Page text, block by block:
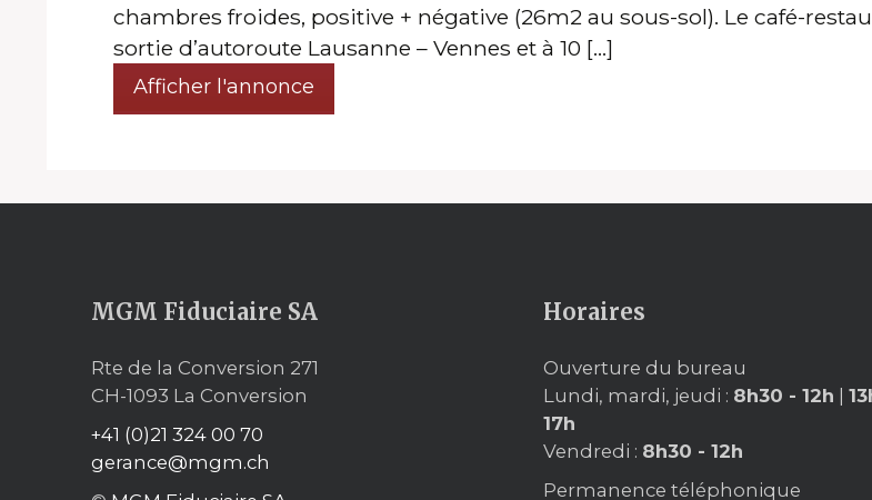
chambres froides, positive + négative (26m2 au sous-sol). Le café-
sortie d’autoroute Lausanne – Vennes et à 10 […]
Afficher l'annonce
MGM Fiduciaire SA
Rte de la Conversion 271
CH-1093 La Conversion
+41 (0)21 324 00 70
gerance@mgm.ch
Horaires
Ouverture du bureau
Lundi, mardi, jeudi : 8h30 - 12h
17h
Vendredi : 8h30 - 12h
Permanence téléphonique